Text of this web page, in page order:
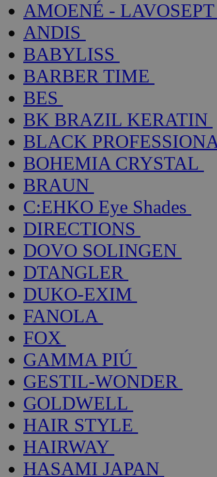
AMOENÉ - LAVOSEPT
ANDIS
BABYLISS
BARBER TIME
BES
BK BRAZIL KERATIN
BLACK
BOHEMIA CRYSTAL
BRAUN
C:EHKO Eye Shades
DIRECTIONS
DOVO SOLINGEN
DTANGLER
DUKO-EXIM
FANOLA
FOX
GAMMA PIÚ
GESTIL-WONDER
GOLDWELL
HAIR STYLE
HAIRWAY
HASAMI JAPAN